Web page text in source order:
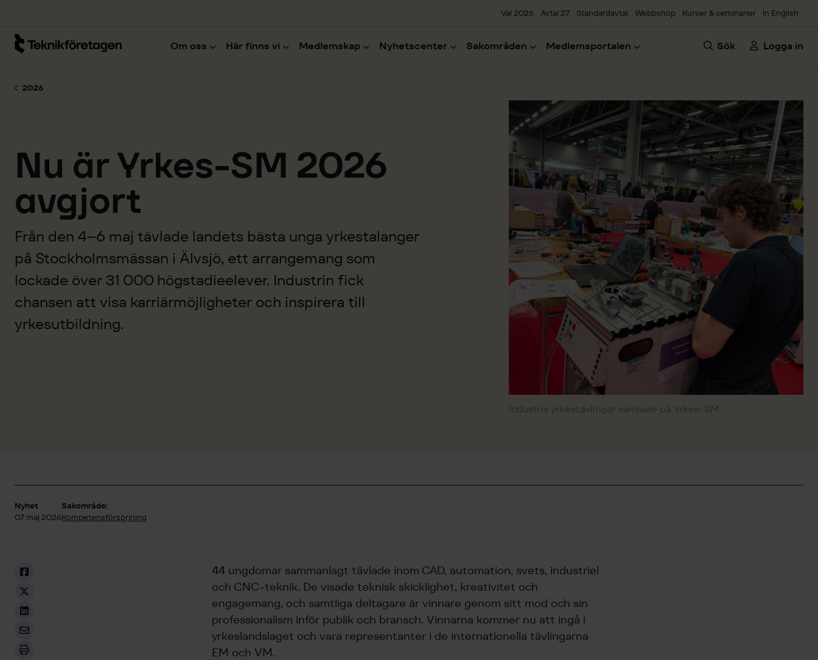
Val 2026 Avtal 27 Standardavtal Webbshop Kurser & seminarier In English
Om oss Här finns vi Medlemskap Nyhetscenter Sakområden Medlemsportalen Sök Logga in
2026
Nu är Yrkes-SM 2026
avgjort
Från den 4–6 maj tävlade landets bästa unga yrkestalanger
på Stockholmsmässan i Älvsjö, ett arrangemang som
lockade över 31 000 högstadieelever. Industrin fick
chansen att visa karriärmöjligheter och inspirera till
yrkesutbildning.
Industris yrkestävlingar samlade på Yrkes-SM
Nyhet
07 maj 2026
Sakområde:
Kompetensförsörjning
44 ungdomar sammanlagt tävlade inom CAD, automation, svets, industriel
och CNC-teknik. De visade teknisk skicklighet, kreativitet och
engagemang, och samtliga deltagare är vinnare genom sitt mod och sin
professionalism inför publik och bransch. Vinnarna kommer nu att ingå i
yrkeslandslaget och vara representanter i de internationella tävlingarna
EM och VM.